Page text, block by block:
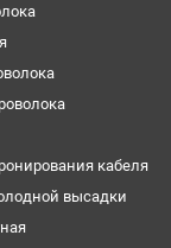
кабеля
высадки